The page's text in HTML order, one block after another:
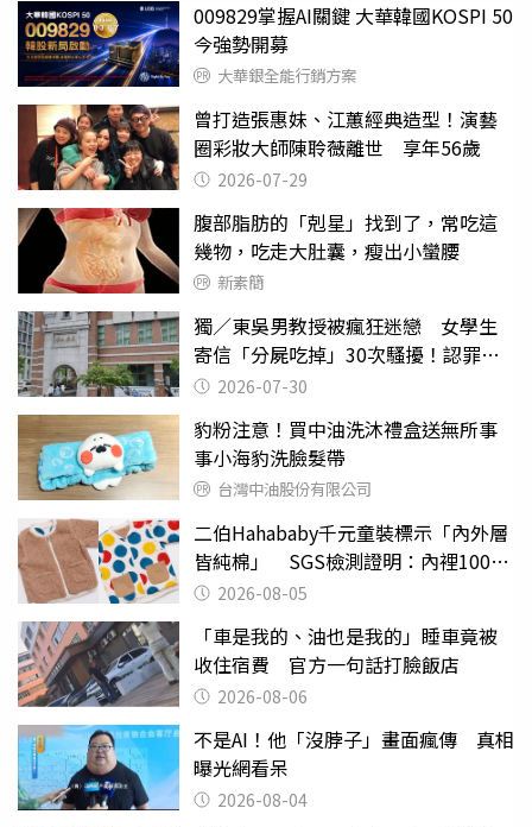
009829掌握AI關鍵 大華韓國KOSPI 50
今強勢開募
大華銀全能行銷方案
曾打造張惠妹、江蕙經典造型！演藝
圈彩妝大師陳聆薇離世 享年56歲
2026-07-29
腹部脂肪的「剋星」找到了，常吃這
幾物，吃走大肚囊，瘦出小蠻腰
新素簡
獨／東吳男教授被瘋狂迷戀 女學生
寄信「分屍吃掉」30次騷擾！認罪免
關 2026-07-30
豹粉注意！買中油洗沐禮盒送無所事
事小海豹洗臉髮帶
台灣中油股份有限公司
二伯Hahababy千元童裝標示「內外層
皆純棉」 SGS檢測證明：內裡100%
聚酯纖維
2026-08-05
「車是我的、油也是我的」睡車竟被
收住宿費 官方一句話打臉飯店
2026-08-06
不是AI！他「沒脖子」畫面瘋傳 真相
曝光網看呆
2026-08-04